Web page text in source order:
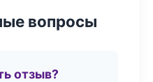
вопросы
отзыв?